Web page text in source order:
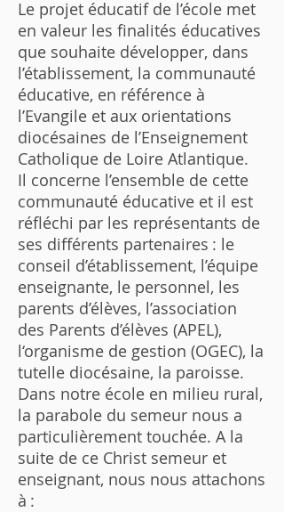
Le projet éducatif de l’école met
en valeur les finalités éducatives
que souhaite développer, dans
l’établissement, la communauté
éducative, en référence à
l’Evangile et aux orientations
diocésaines de l’Enseignement
Catholique de Loire Atlantique.
Il concerne l’ensemble de cette
communauté éducative et il est
réfléchi par les représentants de
ses différents partenaires : le
conseil d’établissement, l’équipe
enseignante, le personnel, les
parents d’élèves, l’association
des Parents d’élèves (APEL),
l‘organisme de gestion (OGEC), la
tutelle diocésaine, la paroisse.
Dans notre école en milieu rural,
la parabole du semeur nous a
particulièrement touchée. A la
suite de ce Christ semeur et
enseignant, nous nous attachons
à :